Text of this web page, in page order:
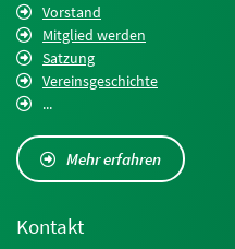
Vorstand
Mitglied werden
Satzung
Vereinsgeschichte
...
Mehr erfahren
Kontakt